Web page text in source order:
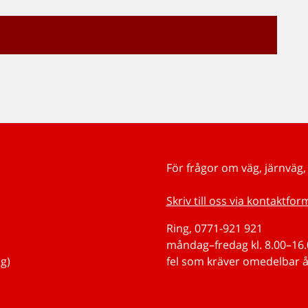
För frågor om väg,
Skriv till oss via
Ring, 0771-921 921
måndag–fredag kl.
fel som kräver omedelbar